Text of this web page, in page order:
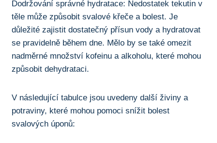
Dodržování správné hydratace:‌ Nedostatek tekutin v⁤
těle⁣ může způsobit⁣ svalové křeče a bolest. Je
důležité zajistit dostatečný⁤ přísun vody a hydratovat‌
se‌ pravidelně ‌během dne. Mělo by se také omezit
‌nadměrné množství kofeinu ‍a alkoholu, které mohou‌
způsobit dehydrataci.
V následující ‍tabulce jsou⁢ uvedeny další živiny a
potraviny, které mohou ⁢pomoci snížit bolest
svalových ‍úponů: